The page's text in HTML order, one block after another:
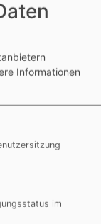
Süd-
Zorbau
Kirchen
durfte ich
Informationen
im